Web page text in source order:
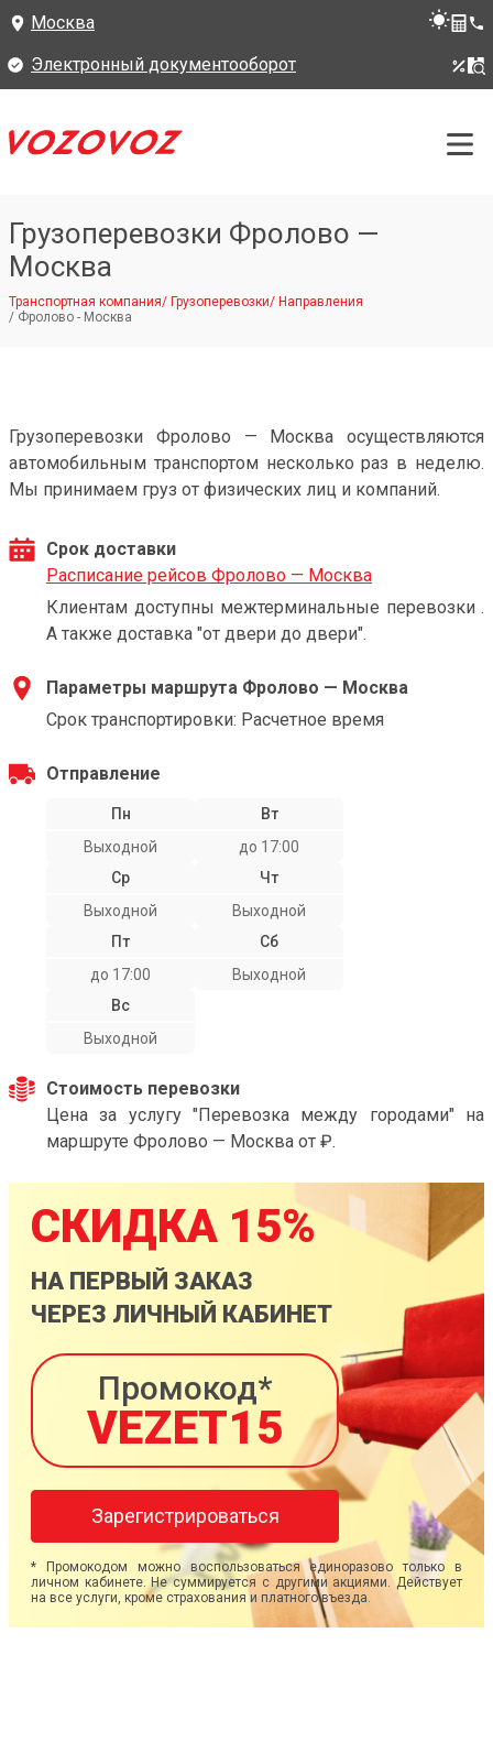
Москва
Электронный документооборот
Грузоперевозки Фролово —
Москва
Транспортная компания/ Грузоперевозки/ Направления
/ Фролово - Москва
Грузоперевозки Фролово — Москва осуществляются
автомобильным транспортом несколько раз в неделю.
Мы принимаем груз от физических лиц и компаний.
Срок доставки
Расписание рейсов Фролово — Москва
Клиентам доступны межтерминальные перевозки .
А также доставка "от двери до двери".
Параметры маршрута Фролово — Москва
Срок транспортировки: Расчетное время
Отправление
Пн
Выходной
Вт
до 17:00
Ср
Выходной
Чт
Выходной
Пт
до 17:00
Сб
Выходной
Вс
Выходной
Стоимость перевозки
Цена за услугу "Перевозка между городами" на
маршруте Фролово — Москва от ₽.
СКИДКА 15%
НА ПЕРВЫЙ ЗАКАЗ
ЧЕРЕЗ ЛИЧНЫЙ КАБИНЕТ
Промокод*
VEZET15
Зарегистрироваться
* Промокодом можно воспользоваться единоразово только в
личном кабинете. Не суммируется с другими акциями. Действует
на все услуги, кроме страхования и платного въезда.